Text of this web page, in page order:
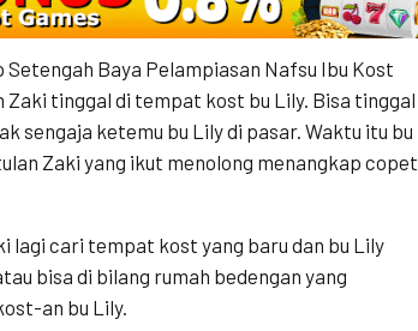
Setengah Baya Pelampiasan Nafsu Ibu Kost
Zaki tinggal di tempat kost bu Lily. Bisa tinggal
sengaja ketemu bu Lily di pasar. Waktu itu bu
Zaki yang ikut menolong menangkap copet
lagi cari tempat kost yang baru dan bu Lily
bisa di bilang rumah bedengan yang
an bu Lily.